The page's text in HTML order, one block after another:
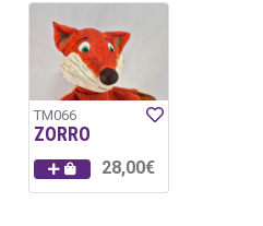
TM066
ZORRO
28,00€